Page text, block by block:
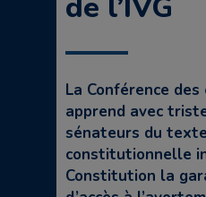
La Conférence des
apprend avec
sénateurs du
constitutionnelle
Constitution la